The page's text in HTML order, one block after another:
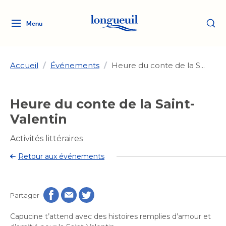
Menu
Logo
Ville
lien
Ma ville, ma propriété
Aménagement et urbanisme
Rôle d'évaluation
Loisirs et culture
Arts et culture
Bibliothèques
Développement social
Développement social
Services de proximité
Déneigement
Déneigement
Eau
Eau
Transition socioécologique
et mobilité
Quoi faire à Longueuil
Activités artistiques et
culturelles
Accueil / Événements / Heure du conte de la S...
Heure du conte de la Saint-
Valentin
Activités littéraires
Retour aux événements
Partager
Capucine t’attend avec des histoires remplies d’amour et